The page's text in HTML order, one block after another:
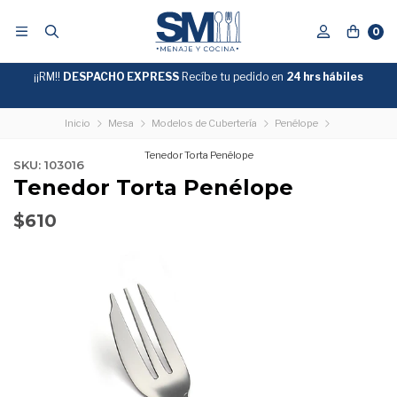
0
GRATIS
SOBRE
¡¡RM!! DESPACHO EXPRESS Recíbe tu pedido en 24 hrs hábiles
Inicio Mesa Modelos de Cubertería Penélope
Tenedor Torta Penélope
SKU: 103016
Tenedor Torta Penélope
$610